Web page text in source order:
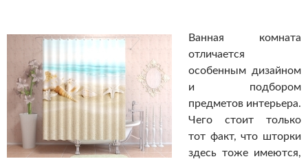
Ванная комната
отличается
особенным дизайном
и подбором
предметов интерьера.
Чего стоит только
тот факт, что шторки
здесь тоже имеются,